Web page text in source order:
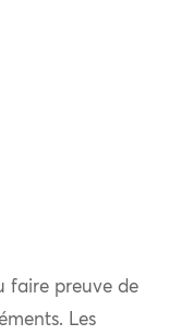
faire preuve de
Les